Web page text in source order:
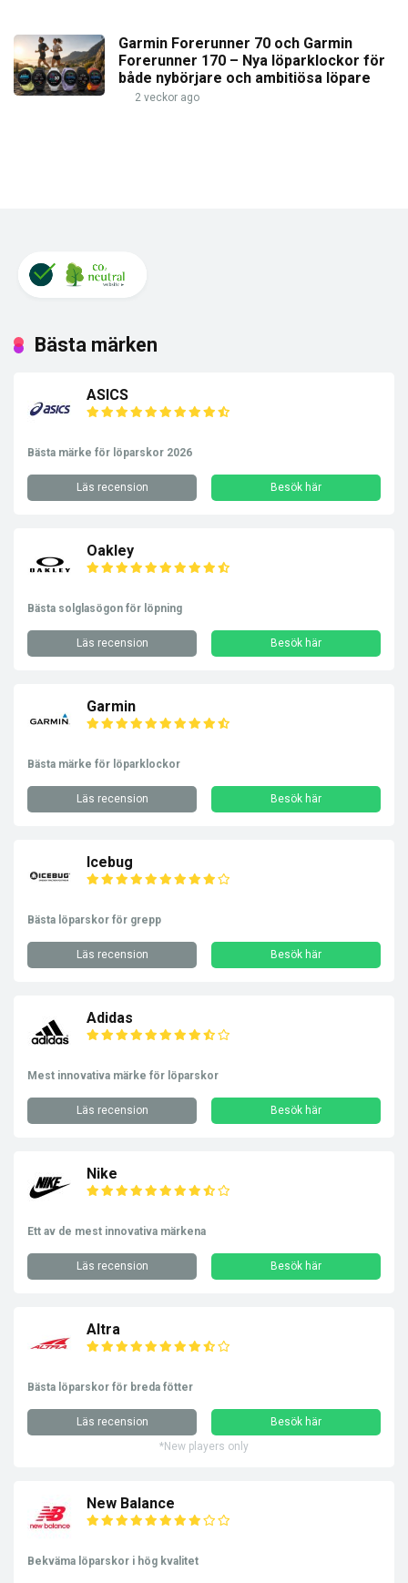
Garmin Forerunner 70 och Garmin
Forerunner 170 – Nya löparklockor för
både nybörjare och ambitiösa löpare
2 veckor ago
Bästa märken
ASICS
Bästa märke för löparskor 2026
Läs recension Besök här
Oakley
Bästa solglasögon för löpning
Läs recension Besök här
Garmin
Bästa märke för löparklockor
Läs recension Besök här
Icebug
Bästa löparskor för grepp
Läs recension Besök här
Adidas
Mest innovativa märke för löparskor
Läs recension Besök här
Nike
Ett av de mest innovativa märkena
Läs recension Besök här
Altra
Bästa löparskor för breda fötter
Läs recension
Besök här
*New players only
New Balance
Bekväma löparskor i hög kvalitet